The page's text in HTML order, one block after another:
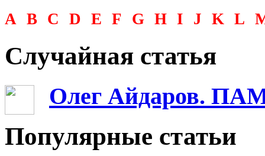
A B C D E F G H I J K L
Случайная статья
Олег Айдаров.
Популярные статьи